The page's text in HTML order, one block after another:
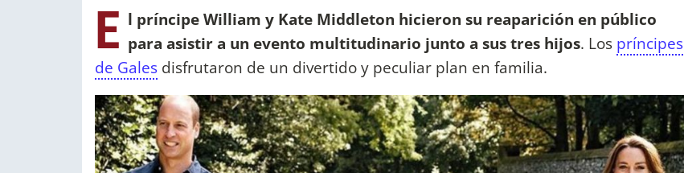
E l príncipe William y Kate Middleton hicieron su reaparición en público
para asistir a un evento multitudinario junto a sus tres hijos. Los príncipes
de Gales disfrutaron de un divertido y peculiar plan en familia.